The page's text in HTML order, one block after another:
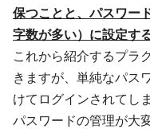
保つことと、パスワー
字数が多い）に設定す
これから紹介するプラ
きますが、単純なパス
けてログインされてし
パスワードの管理が大